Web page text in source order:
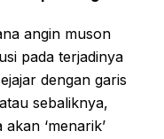
angin muson
pada terjadinya
dengan garis
sebaliknya,
‘menarik’